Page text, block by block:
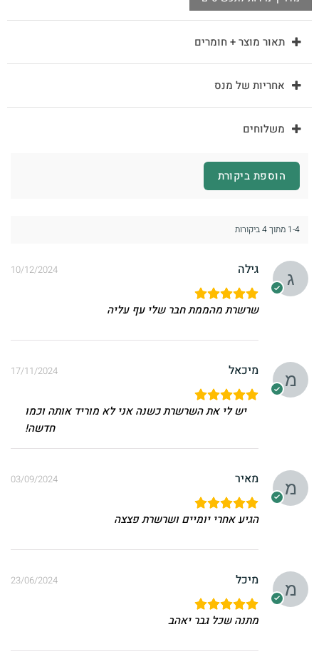
תאור מוצר + חומרים
אחריות של מנס
משלוחים
הוספת ביקורת
1-4 מתוך 4 ביקורות
גילה 10/12/2024
שרשרת מהממת חבר שלי עף עליה
מיכאל 17/11/2024
יש לי את השרשרת כשנה אני לא מוריד אותה וכמו
חדשה!
מאיר 03/09/2024
הגיע אחרי יומיים ושרשרת פצצה
מיכל 23/06/2024
מתנה שכל גבר יאהב